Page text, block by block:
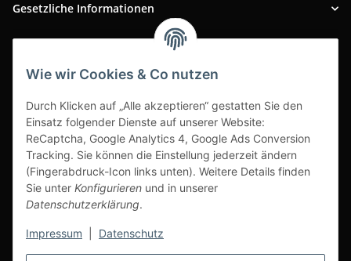
Wie wir Cookies & Co nutzen
Durch Klicken auf „Alle akzeptieren“ gestatten Sie den
Einsatz folgender Dienste auf unserer Website:
ReCaptcha, Google Analytics 4, Google Ads Conversion
Tracking. Sie können die Einstellung jederzeit ändern
(Fingerabdruck-Icon links unten). Weitere Details finden
Sie unter Konfigurieren und in unserer
Datenschutzerklärung.
Impressum Datenschutz
Gesetzliche Informationen